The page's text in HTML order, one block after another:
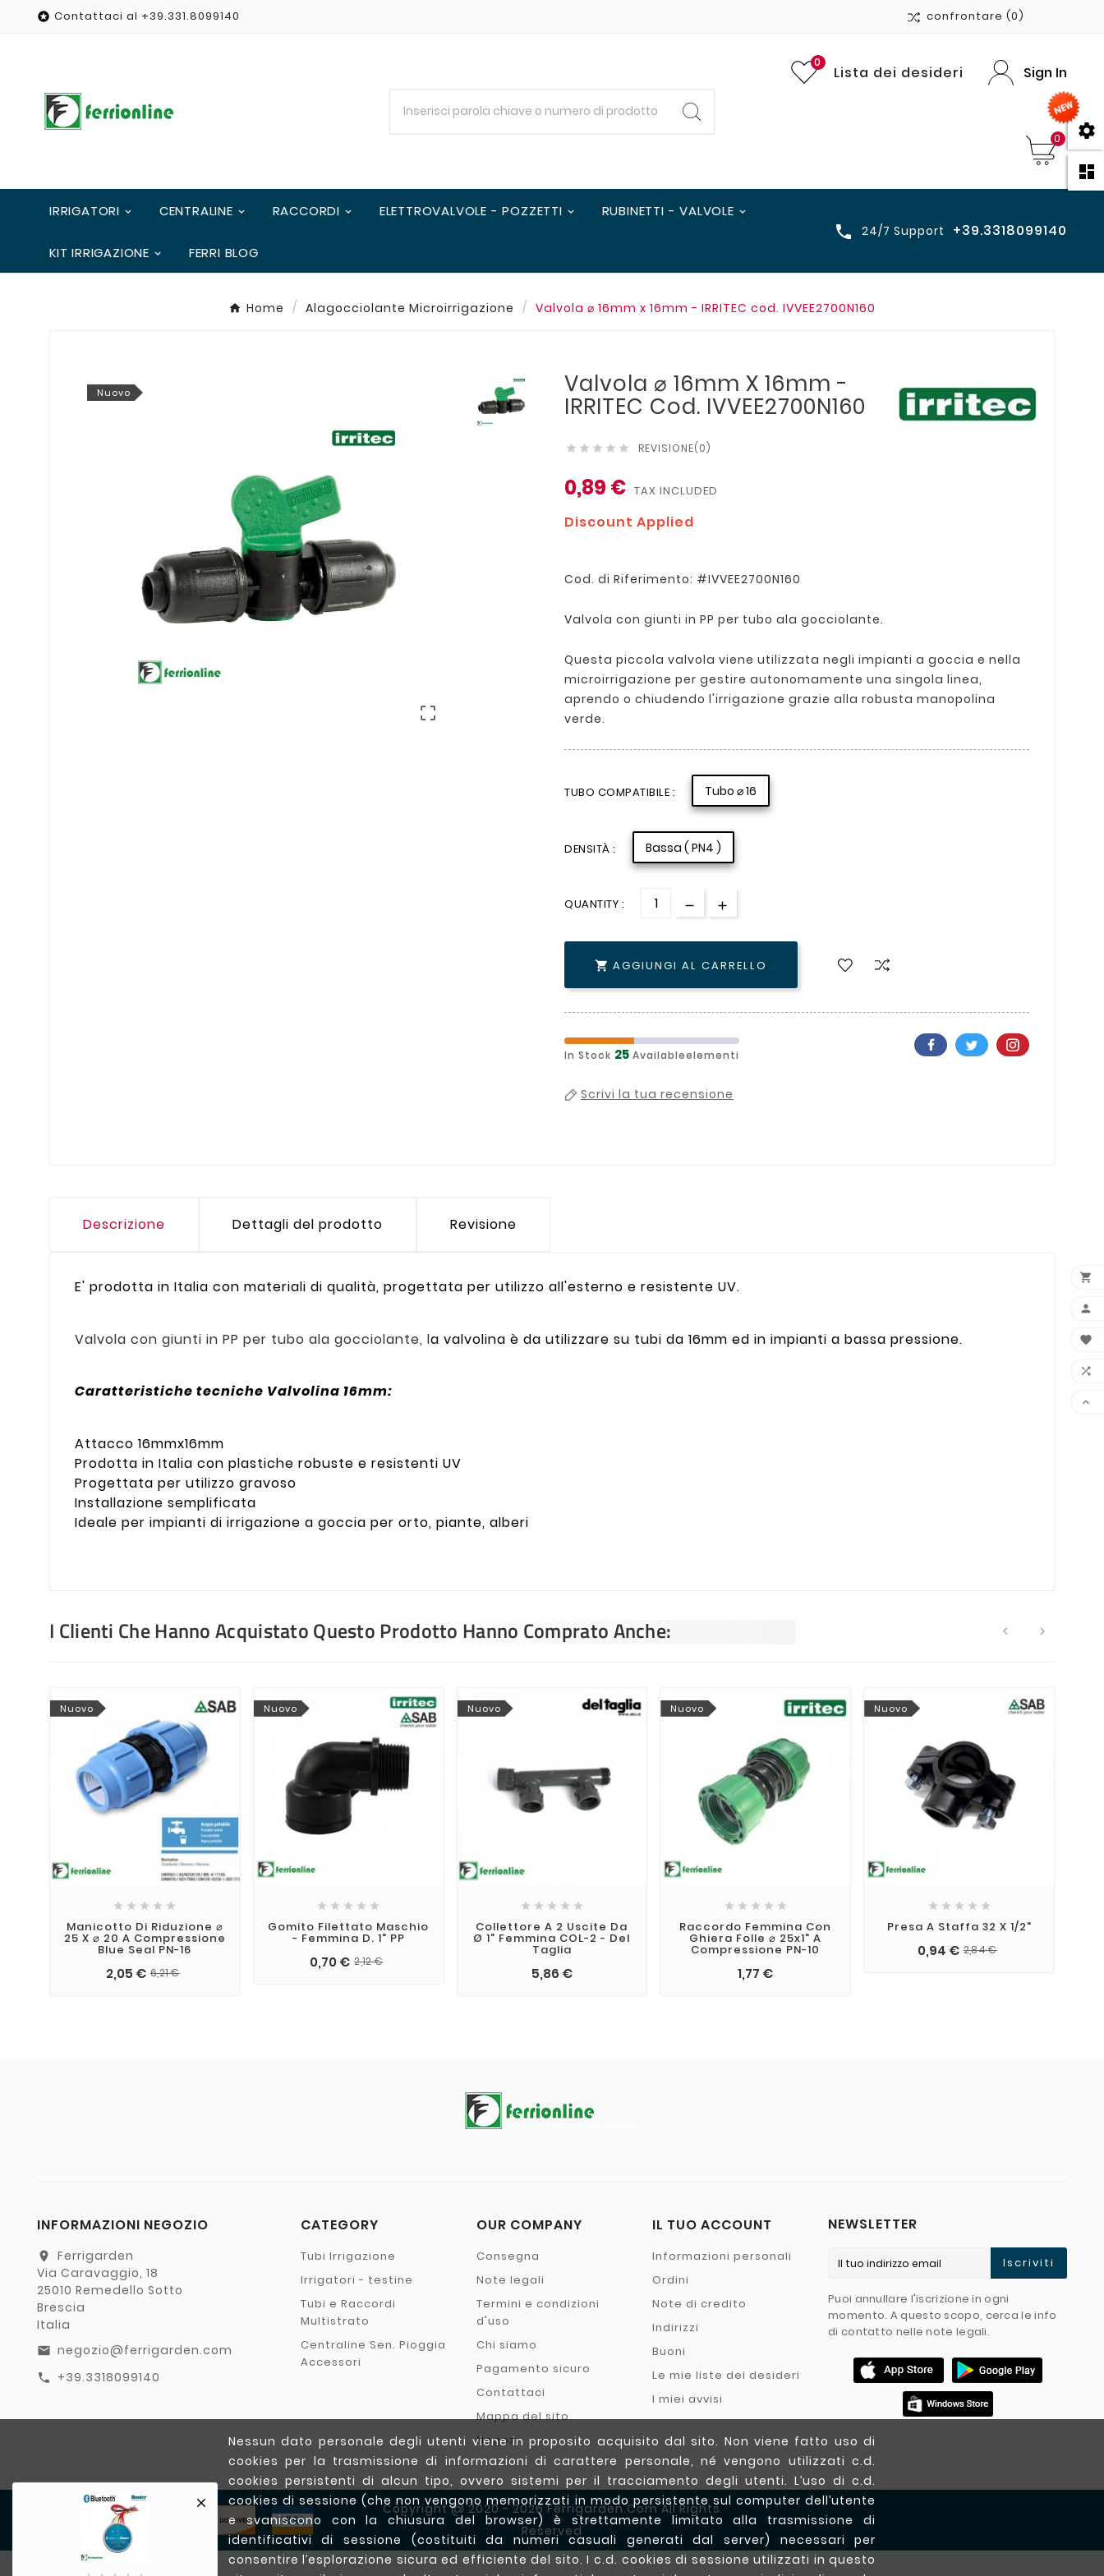


Nessun dato personale degli utenti viene in proposito acquisito dal sito. Non viene fatto uso di
cookies per la trasmissione di informazioni di carattere personale, né vengono utilizzati c.d.
cookies persistenti di alcun tipo, ovvero sistemi per il tracciamento degli utenti. L’uso di c.d.
cookies di sessione (che non vengono memorizzati in modo persistente sul computer dell’utente
e svaniscono con la chiusura del browser) è strettamente limitato alla trasmissione di
identificativi di sessione (costituiti da numeri casuali generati dal server) necessari per
consentire l’esplorazione sicura ed efficiente del sito. I c.d. cookies di sessione utilizzati in questo

 Contattaci al +39.331.8099140 confrontare (0)
Lista dei desideri
0
Sign In
0
IRRIGATORI CENTRALINE RACCORDI ELETTROVALVOLE - POZZETTI RUBINETTI - VALVOLE
KIT IRRIGAZIONE FERRI BLOG
 24/7 Support +39.3318099140
Home Alagocciolante Microirrigazione Valvola ⌀ 16mm x 16mm - IRRITEC cod. IVVEE2700N160
Nuovo

Valvola ⌀ 16mm X 16mm -
IRRITEC Cod. IVVEE2700N160
     REVISIONE(0)
0,89 € TAX INCLUDED
Discount Applied
Cod. di Riferimento: #IVVEE2700N160
Valvola con giunti in PP per tubo ala gocciolante.
Questa piccola valvola viene utilizzata negli impianti a goccia e nella
microirrigazione per gestire autonomamente una singola linea,
aprendo o chiudendo l'irrigazione grazie alla robusta manopolina
verde.
TUBO COMPATIBILE : Tubo ⌀ 16
DENSITÀ : Bassa ( PN4 )
QUANTITY :
 AGGIUNGI AL CARRELLO
In Stock 25 Availableelementi
Scrivi la tua recensione
Descrizione Dettagli del prodotto Revisione
E' prodotta in Italia con materiali di qualità, progettata per utilizzo all'esterno e resistente UV.
Valvola con giunti in PP per tubo ala gocciolante, la valvolina è da utilizzare su tubi da 16mm ed in impianti a bassa pressione.
Caratteristiche tecniche Valvolina 16mm:
Attacco 16mmx16mm
Prodotta in Italia con plastiche robuste e resistenti UV
Progettata per utilizzo gravoso
Installazione semplificata
Ideale per impianti di irrigazione a goccia per orto, piante, alberi
I Clienti Che Hanno Acquistato Questo Prodotto Hanno Comprato Anche:  
Nuovo
    
Manicotto Di Riduzione ⌀
25 X ⌀ 20 A Compressione
Blue Seal PN-16
2,05 € 6,21 €
Nuovo
    
Gomito Filettato Maschio
- Femmina D. 1" PP
0,70 € 2,12 €
Nuovo
    
Collettore A 2 Uscite Da
Ø 1" Femmina COL-2 - Del
Taglia
5,86 €
Nuovo
    
Raccordo Femmina Con
Ghiera Folle ⌀ 25x1" A
Compressione PN-10
1,77 €
Nuovo
    
Presa A Staffa 32 X 1/2"
0,94 € 2,84 €
INFORMAZIONI NEGOZIO
location_on
Ferrigarden
Via Caravaggio, 18
25010 Remedello Sotto
Brescia
Italia
email negozio@ferrigarden.com
call +39.3318099140
CATEGORY
Tubi Irrigazione
Irrigatori - testine
Tubi e Raccordi
Multistrato
Centraline Sen. Pioggia
Accessori
OUR COMPANY
Consegna
Note legali
Termini e condizioni
d'uso
Chi siamo
Pagamento sicuro
Contattaci
Mappa del sito
Negozi
IL TUO ACCOUNT
Informazioni personali
Ordini
Note di credito
Indirizzi
Buoni
Le mie liste dei desideri
I miei avvisi
NEWSLETTER
Iscriviti
Puoi annullare l'iscrizione in ogni
momento. A questo scopo, cerca le info
di contatto nelle note legali.





Copyright @ 2020 - 2026 Ferrigarden.com All Rights
Reserved